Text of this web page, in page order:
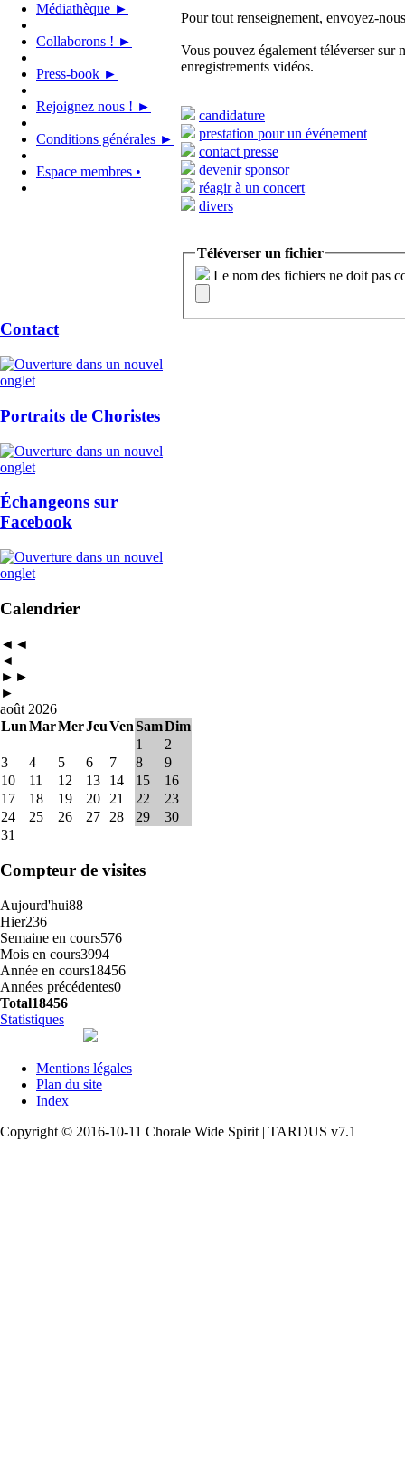
Médiathèque ►
Collaborons ! ►
Press-book ►
Rejoignez nous ! ►
Conditions générales ►
Espace membres •
Pour tout renseignement, envoyez-
Vous pouvez également téléverser sur
enregistrements vidéos.
candidature
prestation pour un événement
contact presse
devenir sponsor
réagir à un concert
divers
Téléverser un fichier
Le nom des fichiers ne doit pas
Contact
Portraits de Choristes
Échangeons sur
Facebook
Calendrier
◄◄
◄
►►
►
août 2026
LunMarMerJeuVenSamDim
1
2
3
4 5 6 7 8
9
10
11 12 13 14 15
16
17
18 19 20 21 22
23
24
25 26 27 28 29
30
31
Compteur de visites
Aujourd'hui88
Hier236
Semaine en cours576
Mois en cours3994
Année en cours18456
Années précédentes0
Total18456
Statistiques
Mentions légales
Plan du site
Index
Copyright © 2016-10-11 Chorale Wide Spirit | TARDUS v7.1